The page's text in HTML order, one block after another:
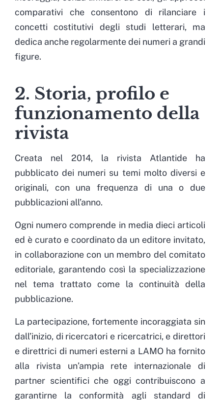
comparativi che consentono di rilanciare i
concetti costitutivi degli studi letterari, ma
dedica anche regolarmente dei numeri a grandi
figure.
2. Storia, profilo e
funzionamento della
rivista
Creata nel 2014, la rivista Atlantide ha
pubblicato dei numeri su temi molto diversi e
originali, con una frequenza di una o due
pubblicazioni all’anno.
Ogni numero comprende in media dieci articoli
ed è curato e coordinato da un editore invitato,
in collaborazione con un membro del comitato
editoriale, garantendo così la specializzazione
nel tema trattato come la continuità della
pubblicazione.
La partecipazione, fortemente incoraggiata sin
dall’inizio, di ricercatori e ricercatrici, e direttori
e direttrici di numeri esterni a LAMO ha fornito
alla rivista un’ampia rete internazionale di
partner scientifici che oggi contribuiscono a
garantirne la conformità agli standard di